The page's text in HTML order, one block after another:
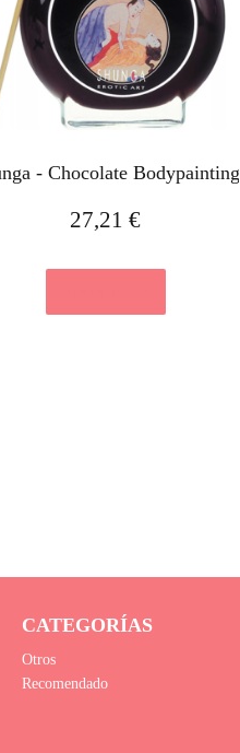
- Chocolate Bodypainting
27,21€
CATEGORÍAS
Otros
Recomendado